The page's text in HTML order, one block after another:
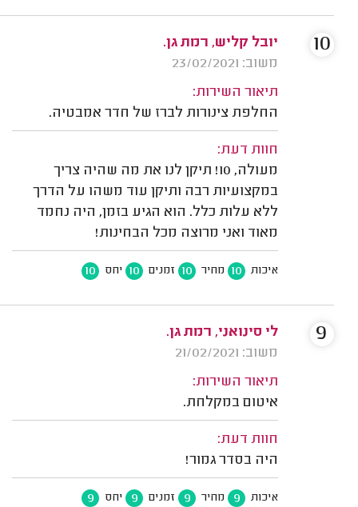
יובל קליש, רמת גן.
משוב: 23/02/2021
תיאור השירות:
החלפת צינורות לברז של חדר אמבטיה.
חוות דעת:
מעולה, 10! תיקן לנו את מה שהיה צריך
במקצועיות רבה ותיקן עוד משהו על הדרך
ללא עלות כלל. הוא הגיע בזמן, היה נחמד
מאוד ואני מרוצה מכל הבחינות!
איכות 10 מחיר 10 זמנים 10 יחס 10
10
לי סינואני, רמת גן.
משוב: 21/02/2021
תיאור השירות:
איטום במקלחת.
חוות דעת:
היה בסדר גמור!
איכות 9 מחיר 9 זמנים 9 יחס 9
9